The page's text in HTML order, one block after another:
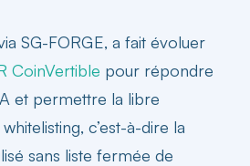
SG-FORGE, a fait évoluer
CoinVertible pour répondre
et permettre la libre
c’est-à-dire la
sans liste fermée de